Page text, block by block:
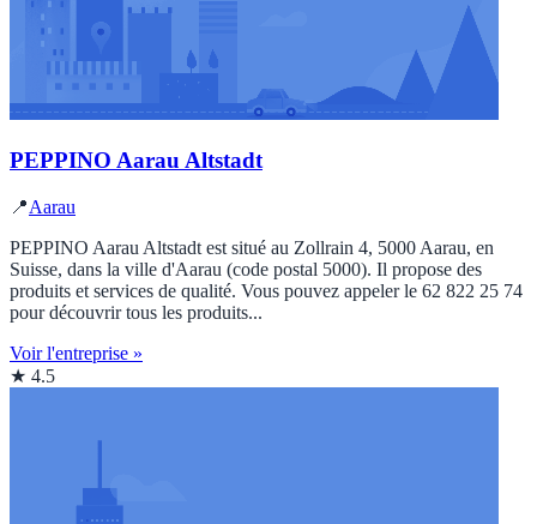
PEPPINO Aarau Altstadt
📍Aarau
PEPPINO Aarau Altstadt est situé au Zollrain 4, 5000 Aarau, en
Suisse, dans la ville d'Aarau (code postal 5000). Il propose des
produits et services de qualité. Vous pouvez appeler le 62 822 25 74
pour découvrir tous les produits...
Voir l'entreprise »
★ 4.5